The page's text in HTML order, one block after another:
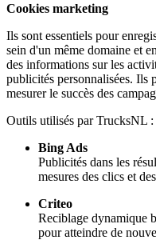
Cookies marketing
Ils sont essentiels pour
sein d'un même domaine et
des informations sur les
publicités personnalisées. Ils
mesurer le succès des
Outils utilisés par TrucksNL :
Bing Ads
Publicités dans les
mesures des clics et
Criteo
Reciblage dynamique
pour atteindre de